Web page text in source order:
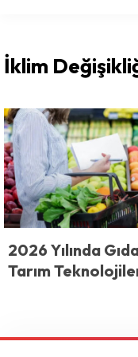
İklim
2026 Yılında
Tarım